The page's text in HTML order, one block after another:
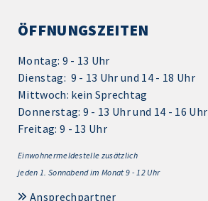
ÖFFNUNGSZEITEN
Montag: 9 - 13 Uhr
Dienstag: 9 - 13 Uhr und 14 - 18 Uhr
Mittwoch: kein Sprechtag
Donnerstag: 9 - 13 Uhr und 14 - 16 Uhr
Freitag: 9 - 13 Uhr
Einwohnermeldestelle zusätzlich
jeden 1. Sonnabend im Monat 9 - 12 Uhr
Ansprechpartner